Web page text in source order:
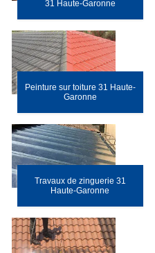
31 Haute-Garonne
Peinture sur toiture 31 Haute-
Garonne
Travaux de zinguerie 31
Haute-Garonne